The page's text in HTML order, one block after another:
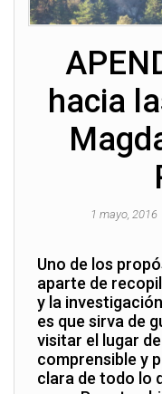
hacia
1 mayo, 2016
Uno de los
aparte de
y la
es que sirva de
visitar el lugar
comprensible y
clara de todo lo